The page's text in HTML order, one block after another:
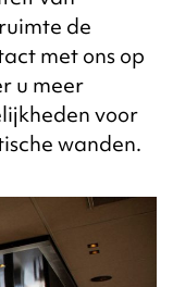
de
met ons op
u meer
voor
wanden.